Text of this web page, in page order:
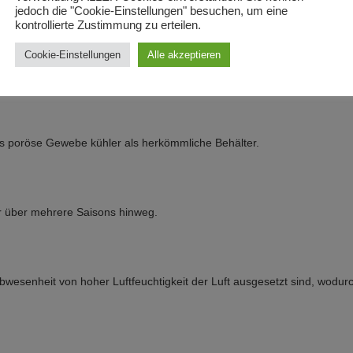
wie Polyesterfasern hat, z. B. ungiftig,
Gewebe kühler als herkömmliche Behälter.
mehrere Saisons hinweg.
von hoher Luftfeuchtigkeit der Luft ausgesetzt sind,
jedoch die "Cookie-Einstellungen" besuchen, um eine
kontrollierte Zustimmung zu erteilen.
Cookie-Einstellungen Alle akzeptieren